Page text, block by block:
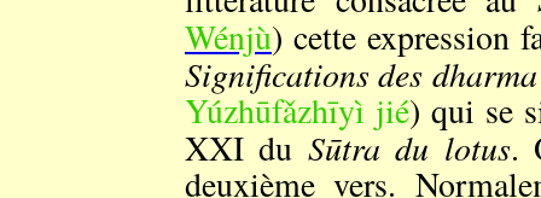
Wénjù) cette expression
Significations des dharma
Yúzhūfǎzhīyì jié) qui se
XXI du Sūtra du lotus.
deuxième vers.